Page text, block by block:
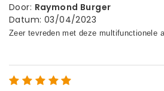
Door: Raymond Burger
Datum: 03/04/2023